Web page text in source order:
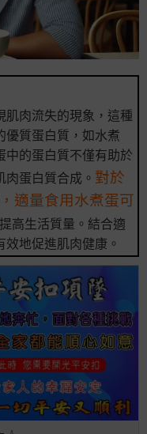
肌肉流失的現象，這種
優質蛋白質，如水煮
中的蛋白質不僅有助於
蛋白質合成。 對於
適量食用水煮蛋可
提高生活質量。結合適
地促進肌肉健康。